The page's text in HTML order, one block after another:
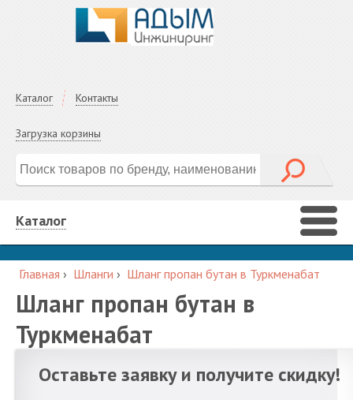
Каталог Контакты
Загрузка корзины
Каталог
Главная › Шланги › Шланг пропан бутан в Туркменабат
Шланг пропан бутан в
Туркменабат
Оставьте заявку и получите скидку!